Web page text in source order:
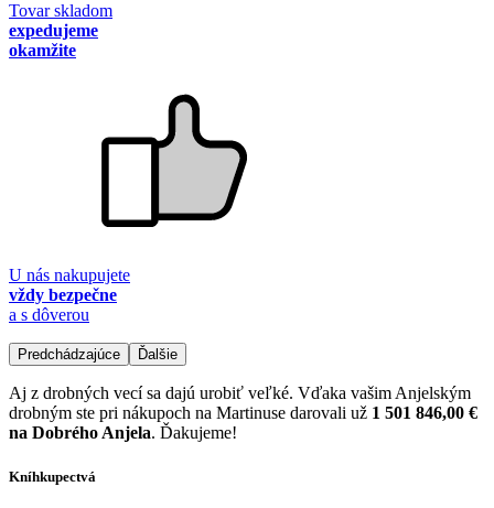
Tovar skladom
expedujeme
okamžite
U nás nakupujete
vždy bezpečne
a s dôverou
Predchádzajúce Ďalšie
Aj z drobných vecí sa dajú urobiť veľké. Vďaka vašim Anjelským
drobným ste pri nákupoch na Martinuse darovali už 1 501 846,00 €
na Dobrého Anjela. Ďakujeme!
Kníhkupectvá